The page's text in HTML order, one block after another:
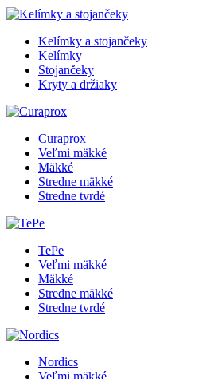
Kelímky a stojančeky
Kelímky
Stojančeky
Kryty a držiaky
Curaprox
Veľmi mäkké
Mäkké
Stredne mäkké
Stredne tvrdé
TePe
Veľmi mäkké
Mäkké
Stredne mäkké
Stredne tvrdé
Nordics
Veľmi mäkké